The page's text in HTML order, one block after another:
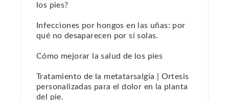
los pies?
Infecciones por hongos en las uñas: por
qué no desaparecen por sí solas.
Cómo mejorar la salud de los pies
Tratamiento de la metatarsalgia | Ortesis
personalizadas para el dolor en la planta
del pie.